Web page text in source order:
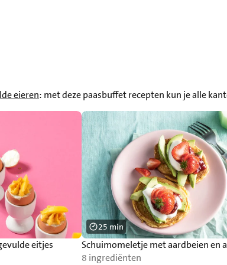
eieren: met deze paasbuffet recepten kun je alle
eitjes
Schuimomeletje met aardbeien en
8 ingrediënten
25 min